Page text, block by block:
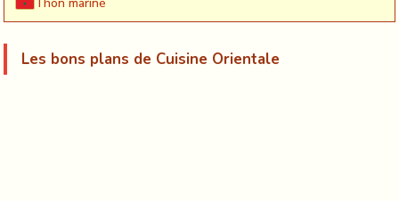
Les bons plans de Cuisine Orientale